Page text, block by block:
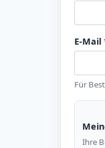
E-Mail
Für
Ihre